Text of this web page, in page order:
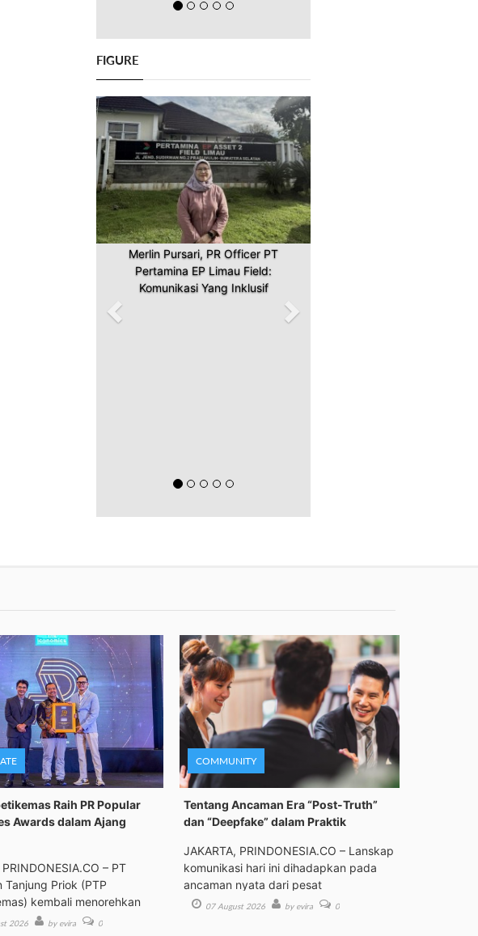
FIGURE
Merlin Pursari, PR Officer PT
Pertamina EP Limau Field:
Komunikasi Yang Inklusif
Previous Next
Raih PR Popular
Awards dalam Ajang
– PT
Tanjung Priok (PTP
kembali menorehkan
2026 by evira 0
COMMUNITY
Tentang Ancaman Era “Post-Truth”
dan “Deepfake” dalam Praktik
JAKARTA, PRINDONESIA.CO – Lanskap
komunikasi hari ini dihadapkan pada
ancaman nyata dari pesat
07 August 2026 by evira 0